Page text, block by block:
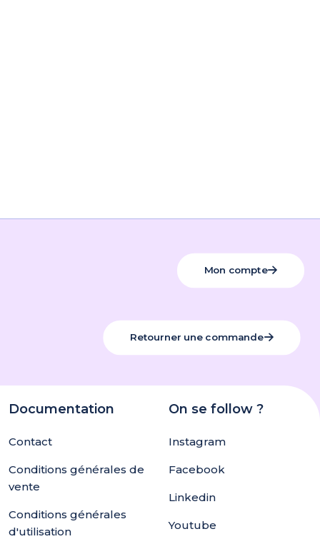
Mon compte
Retourner une commande
Documentation
Contact
Conditions générales de
vente
Conditions générales
d'utilisation
On se follow ?
Instagram
Facebook
Linkedin
Youtube